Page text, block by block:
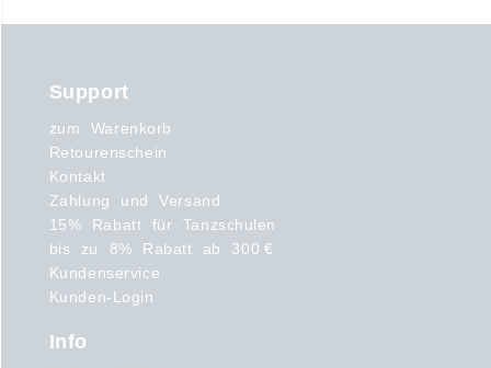
Support
zum Warenkorb
Retourenschein
Kontakt
Zahlung und Versand
15% Rabatt für Tanzschulen
bis zu 8% Rabatt ab 300 €
Kundenservice
Kunden-Login
Info